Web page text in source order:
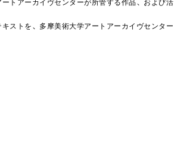
トアーカイヴセンターが所管する作品、および活
ストを、多摩美術大学アートアーカイヴセンター